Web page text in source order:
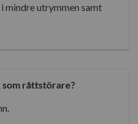
mindre utrymmen samt
som råttstörare?